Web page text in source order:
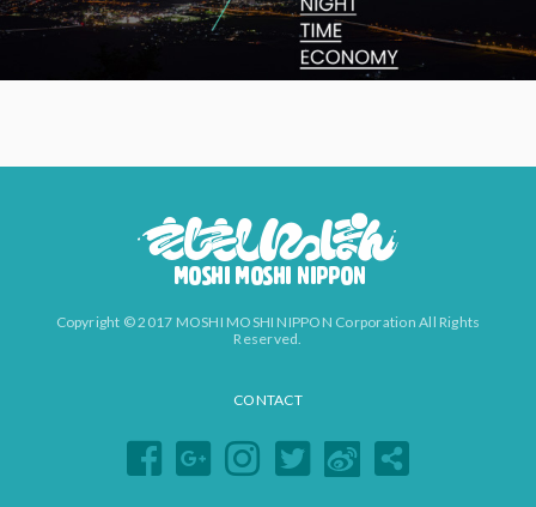
Copyright © 2017 MOSHI MOSHI NIPPON Corporation All Rights
Reserved.
CONTACT